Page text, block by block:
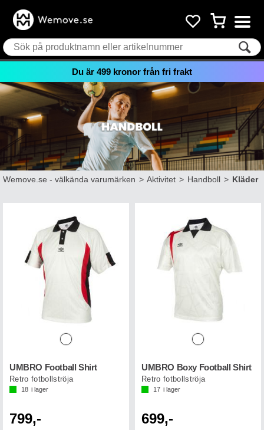
Du är 499 kronor från fri frakt
Wemove.se - välkända varumärken>Aktivitet>Handboll>Kläder
UMBRO Football Shirt
Retro fotbollströja
18 i lager
799,-
UMBRO Boxy Football Shirt
Retro fotbollströja
17 i lager
699,-